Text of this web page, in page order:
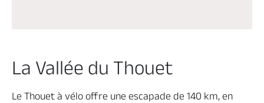
La Vallée du Thouet
Le Thouet à vélo offre une escapade de 140 km, en